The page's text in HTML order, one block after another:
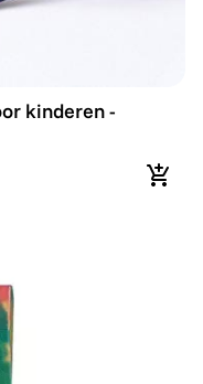
kinderen -
kinderen -
In